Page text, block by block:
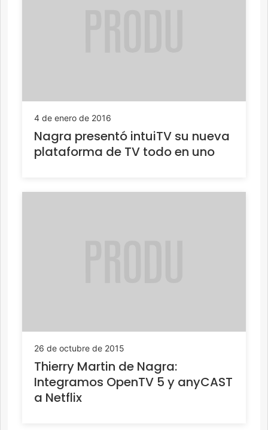
4 de enero de 2016
Nagra presentó intuiTV su nueva
plataforma de TV todo en uno
26 de octubre de 2015
Thierry Martin de Nagra:
Integramos OpenTV 5 y anyCAST
a Netflix